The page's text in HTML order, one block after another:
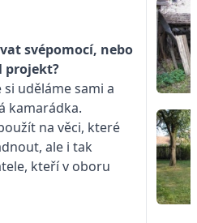
svépomocí, nebo
projekt?
uděláme sami a
kamarádka.
na věci, které
ale i tak
kteří v oboru